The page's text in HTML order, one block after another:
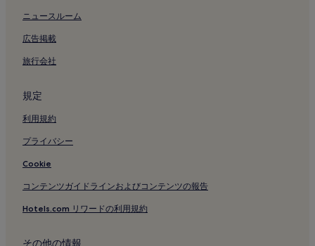
ニュースルーム
広告掲載
旅行会社
規定
利用規約
プライバシー
Cookie
コンテンツガイドラインおよびコンテンツの報告
Hotels.com リワードの利用規約
その他の情報